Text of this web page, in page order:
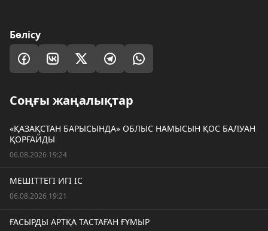
Бөлісу
Соңғы жаңалықтар
«ҚАЗАҚСТАН БАРЫСЫНДА» ОБЛЫС НАМЫСЫН ҚОС БАЛУАН
ҚОРҒАЙДЫ
06.08.2026 19:24
МЕШІТТЕГІ ИГІ ІС
06.08.2026 19:21
ҒАСЫРДЫ АРТҚА ТАСТАҒАН ҒҰМЫР